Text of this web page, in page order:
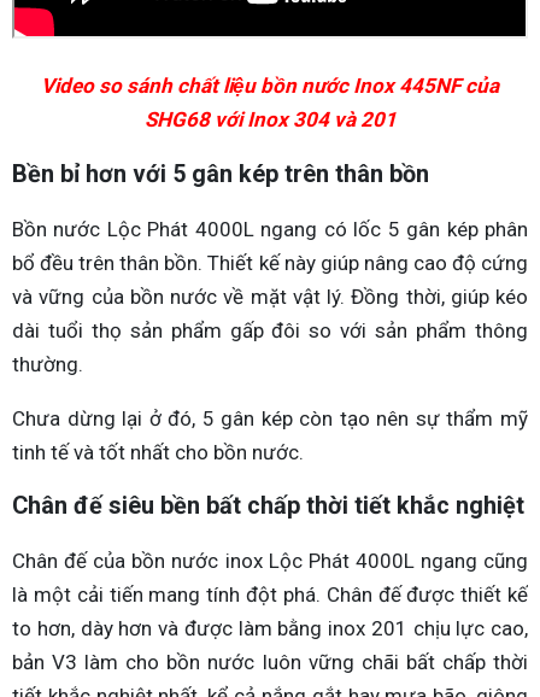
Video so sánh chất liệu bồn nước Inox 445NF của
SHG68 với Inox 304 và 201
Bền bỉ hơn với 5 gân kép trên thân bồn
Bồn nước Lộc Phát 4000L ngang có lốc 5 gân kép phân
bổ đều trên thân bồn. Thiết kế này giúp nâng cao độ cứng
và vững của bồn nước về mặt vật lý. Đồng thời, giúp kéo
dài tuổi thọ sản phẩm gấp đôi so với sản phẩm thông
thường.
Chưa dừng lại ở đó, 5 gân kép còn tạo nên sự thẩm mỹ
tinh tế và tốt nhất cho bồn nước.
Chân đế siêu bền bất chấp thời tiết khắc nghiệt
Chân đế của bồn nước inox Lộc Phát 4000L ngang cũng
là một cải tiến mang tính đột phá. Chân đế được thiết kế
to hơn, dày hơn và được làm bằng inox 201 chịu lực cao,
bản V3 làm cho bồn nước luôn vững chãi bất chấp thời